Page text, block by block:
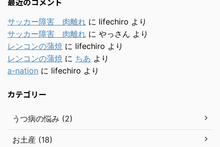
サッカー障害 肉離れ に lifechiro より
サッカー障害 肉離れ に やっさん より
レンコンの蒲焼 に lifechiro より
レンコンの蒲焼 に ちあ より
a-nation に lifechiro より
カテゴリー
うつ病の悩み (2)
お土産 (18)